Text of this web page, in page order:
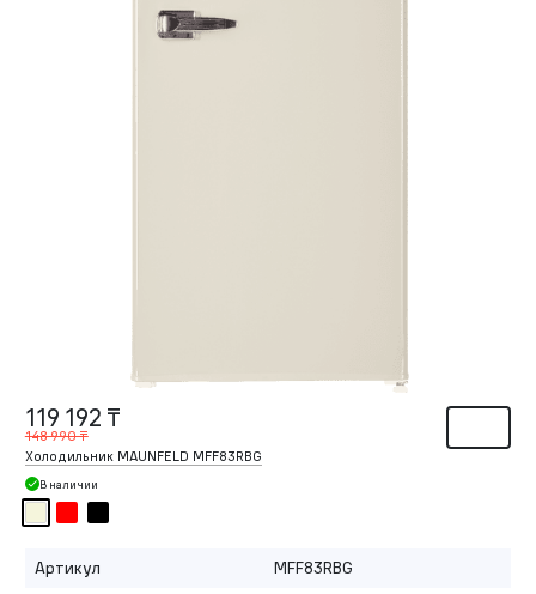
119 192 ₸
148 990 ₸
Холодильник MAUNFELD MFF83RBG
В наличии
Артикул
MFF83RBG